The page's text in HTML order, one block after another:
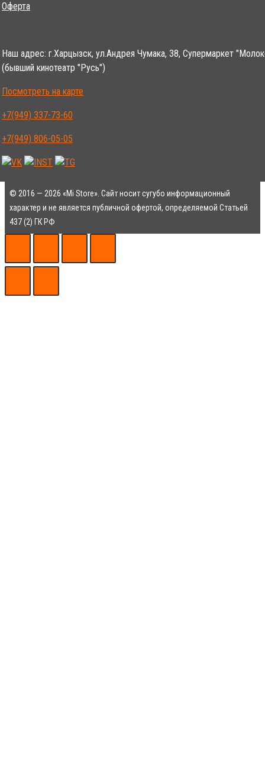
Оферта
Наш адрес: г.Харцызск, ул.Андрея Чумака, 38, Супермаркет
(бывший кинотеатр "Русь")
Посмотреть на карте
+7(949) 337-73-60
+7(949) 806-05-05
© 2016 — 2026 «Mi Store». Сайт носит сугубо информационный
характер и не является публичной офертой, определяемой Статьей
437 (2) ГК РФ